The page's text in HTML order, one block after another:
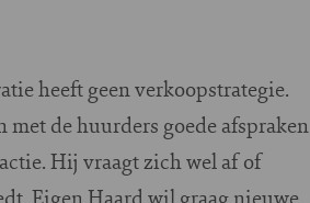
heeft geen verkoopstrategie.
de huurders goede afspraken
Hij vraagt zich wel af of